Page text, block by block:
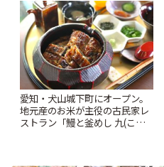
愛知・犬山城下町にオープン。
地元産のお米が主役の古民家レ
ストラン「鰻と釜めし 九(こ